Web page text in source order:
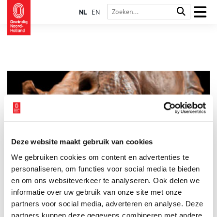
Deze website maakt gebruik van cookies
We gebruiken cookies om content en advertenties te
personaliseren, om functies voor social media te bieden
en om ons websiteverkeer te analyseren. Ook delen we
informatie over uw gebruik van onze site met onze
partners voor social media, adverteren en analyse. Deze
partners kunnen deze gegevens combineren met andere
NL EN
Ze was een absolute superster in de 18de eeuw, neushoorn
Clara. Vreemd, groot, ontzagwekkend en vooral totaal anders
dan alle andere bekende dieren. Zeventien jaar lang trok ze
met haar Nederlandse eigenaar door Europa, langs hoven,
markten, kermissen en carnavals. Van Wenen tot Parijs en van
Napels tot Kopenhagen, liepen vorsten, boeren, burgers en
kunstenaars uit om het dier te bewonderen en vast te leggen.
2 min